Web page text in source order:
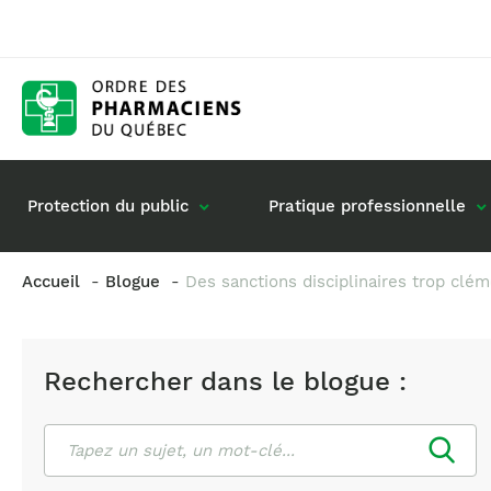
Protection du public
Vos questions :
Pratique professionnelle
Exercice en société
Commande de matériel
Accueil Blogue Des sanctions disciplinaires trop
Rechercher dans le blogue :